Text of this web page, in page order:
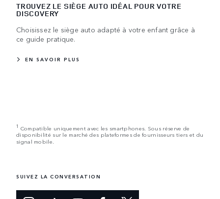
TROUVEZ LE SIÈGE AUTO IDÉAL POUR VOTRE
DISCOVERY
Choisissez le siège auto adapté à votre enfant grâce à
ce guide pratique.
EN SAVOIR PLUS
1 Compatible uniquement avec les smartphones. Sous réserve de
disponibilité sur le marché des plateformes de fournisseurs tiers et du
signal mobile.
SUIVEZ LA CONVERSATION